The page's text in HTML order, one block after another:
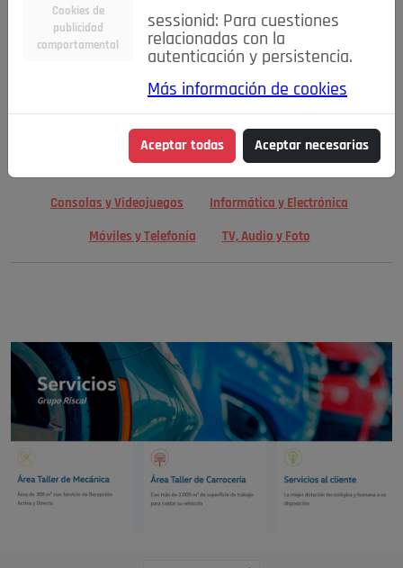
Niños y Bebés Inmobiliaria Construcción y Reformas
Moda Accesorios Ropa Motor
Motor y Accesorios Motos Ocio
Cine, Libros y Música Coleccionismo
Consolas y Videojuegos Informática y Electrónica
Móviles y Telefonía TV, Audio y Foto
Cookies de
publicidad
comportamental
sessionid: Para cuestiones
relacionadas con la
autenticación y persistencia.
Más información de cookies
Aceptar todas Aceptar necesarias